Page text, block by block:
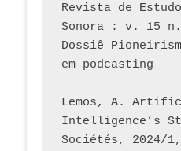
Revista de
Sonora : v. 15
Dossiê
em podcasting
Lemos, A.
Intelligence’s
Sociétés, 2024/